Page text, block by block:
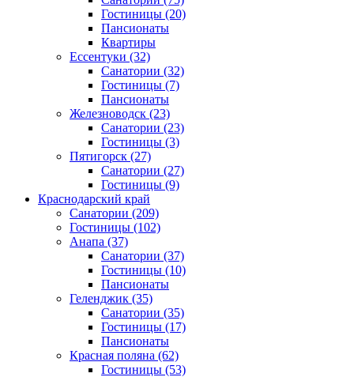
Гостиницы (20)
Пансионаты
Квартиры
Ессентуки (32)
Санатории (32)
Гостиницы (7)
Пансионаты
Железноводск (23)
Санатории (23)
Гостиницы (3)
Пятигорск (27)
Санатории (27)
Гостиницы (9)
Краснодарский край
Санатории (209)
Гостиницы (102)
Анапа (37)
Санатории (37)
Гостиницы (10)
Пансионаты
Геленджик (35)
Санатории (35)
Гостиницы (17)
Пансионаты
Красная поляна (62)
Гостиницы (53)